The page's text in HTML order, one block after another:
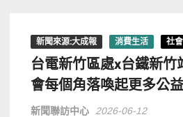
新聞來源:大成報 消費生活 社會
台電新竹區處x台鐵新
會每個角落喚起更多公
新聞聯訪中心 2026-06-12